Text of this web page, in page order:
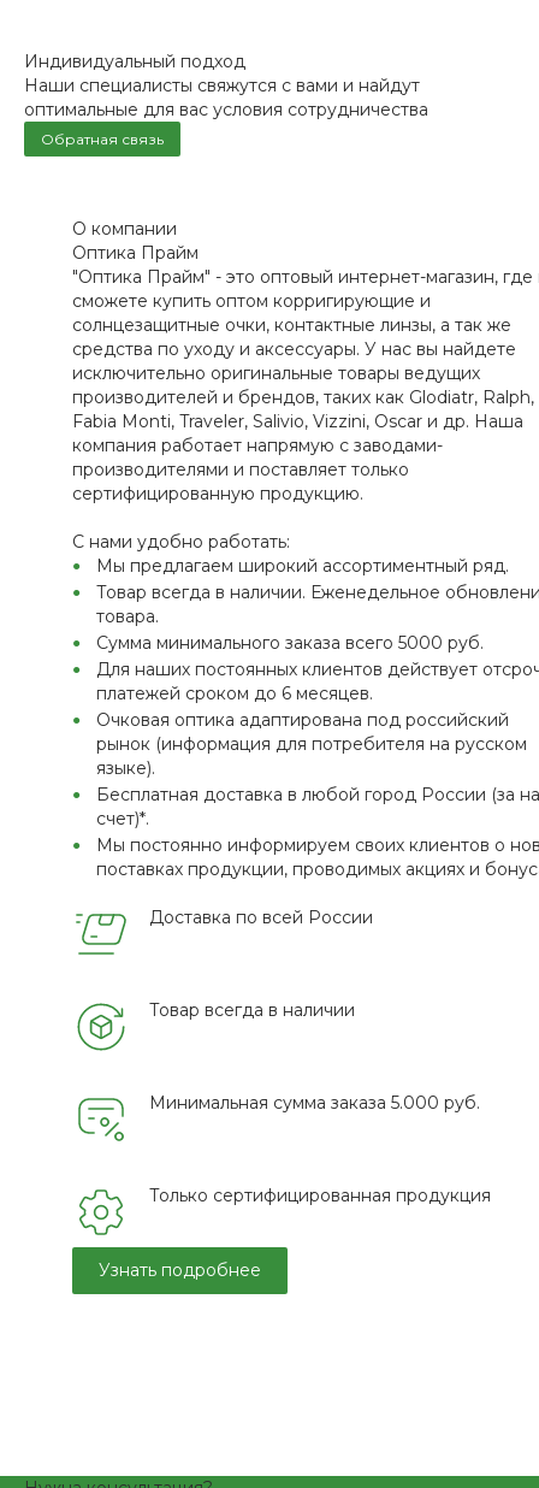
Индивидуальный подход
Наши специалисты свяжутся с вами и найдут
оптимальные для вас условия сотрудничества
Обратная связь
О компании
Оптика Прайм
"Оптика Прайм" - это оптовый интернет-магазин, где
сможете купить оптом корригирующие и
солнцезащитные очки, контактные линзы, а так же
средства по уходу и аксессуары. У нас вы найдете
исключительно оригинальные товары ведущих
производителей и брендов, таких как Glodiatr, Ralph,
Fabia Monti, Traveler, Salivio, Vizzini, Oscar и др. Наша
компания работает напрямую с заводами-
производителями и поставляет только
сертифицированную продукцию.
С нами удобно работать:
Мы предлагаем широкий ассортиментный ряд.
Товар всегда в наличии. Еженедельное
товара.
Сумма минимального заказа всего 5000 руб.
Для наших постоянных клиентов действует
платежей сроком до 6 месяцев.
Очковая оптика адаптирована под российский
рынок (информация для потребителя на русском
языке).
Бесплатная доставка в любой город России (за
счет)*.
Мы постоянно информируем своих клиентов о
поставках продукции, проводимых акциях и
Доставка по всей России
Товар всегда в наличии
Минимальная сумма заказа 5.000 руб.
Только сертифицированная продукция
Узнать подробнее